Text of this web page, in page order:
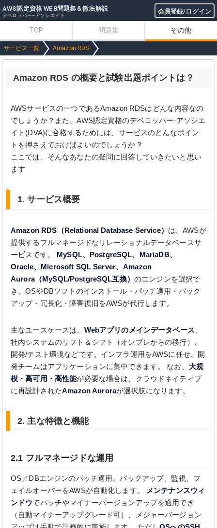
AWS認定資格 WEB問題集＆徹底解説 会員登録/ログイン
デベロッパー–アソシエイト
TOP 問題集 その他
サービス一覧 Amazon RDS
Amazon RDS の概要と試験出題ポイントは？
AWSサービスの一つであるAmazon RDSはどんな内容なの
でしょうか？また、AWS認定資格のデベロッパー-アソシエ
イト(DVA)に合格するためには、サービスのどんなポイン
トを押さえておけばよいのでしょうか？
ここでは、そんなあなたの疑問に回答していきたいと思い
ます
1. サービス概要
Amazon RDS（Relational Database Service） は、AWSが
提供するフルマネージドなリレーショナルデータベースサ
ービスです。 MySQL、PostgreSQL、MariaDB、
Oracle、Microsoft SQL Server、Amazon
Aurora（MySQL/PostgreSQL互換） のエンジンを選択で
き、OSやDBソフトのインストール・パッチ適用・バック
アップ・冗長化・障害復旧をAWSが代行します。
主なユースケースは、 Webアプリのメインデータベース
社内システムのリフト＆シフト（オンプレからの移行）、
開発/テスト環境などです。インフラ運用をAWSに任せ、開
発チームはアプリケーションに集中できます。 なお、 大規
模・高可用・高性能が必要な場合は、クラウドネイティブ
に再設計されたAmazon Auroraが選択肢になります。
2. 主な特徴と機能
2.1 フルマネージドな運用
OS／DBエンジンのパッチ適用、バックアップ、監視、フ
ェイルオーバーをAWSが自動化します。
メンテナンスウィ
ンドウでパッチやマイナーバージョンアップを適用でき
（自動マイナーアップグレード可）、メジャーバージョン